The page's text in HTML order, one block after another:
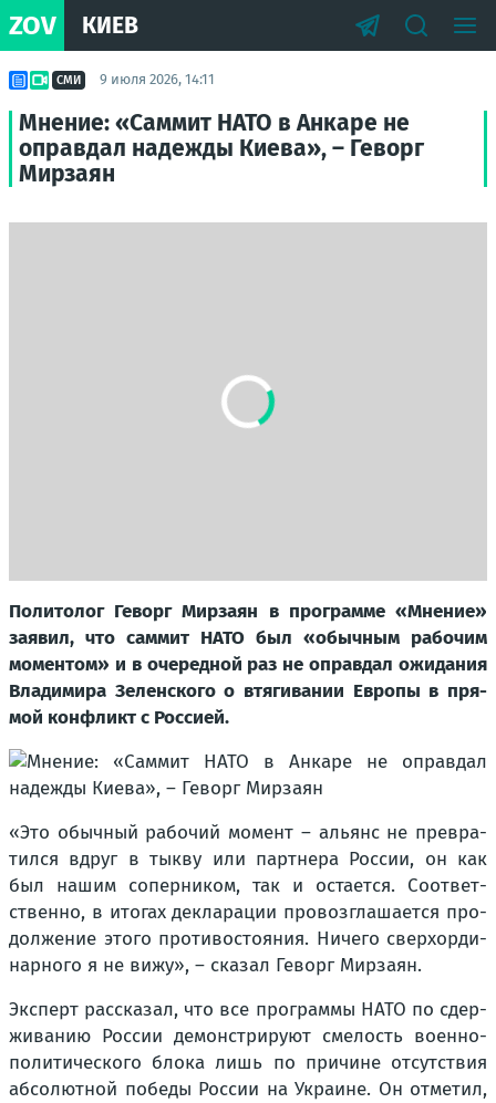
ZOV КИЕВ
СМИ 9 июля 2026, 14:11
Мнение: «Саммит НАТО в Анкаре не
оправдал надежды Киева», – Геворг
Мирзаян
Поли­то­лог Геворг Мир­за­ян в про­грам­ме «Мне­ние»
заявил, что сам­мит НАТО был «обыч­ным рабо­чим
момен­том» и в оче­ред­ной раз не оправ­дал ожи­да­ния
Вла­ди­ми­ра Зелен­ско­го о втя­ги­ва­нии Евро­пы в пря­
мой кон­фликт с Рос­си­ей.
«Это обыч­ный рабо­чий момент – аль­янс не пре­вра­
тил­ся вдруг в тык­ву или парт­не­ра Рос­сии, он как
был нашим сопер­ни­ком, так и оста­ет­ся. Соот­вет­
ствен­но, в ито­гах декла­ра­ции про­воз­гла­ша­ет­ся про­
дол­же­ние это­го про­ти­во­сто­я­ния. Ниче­го свер­хор­ди­
нар­но­го я не вижу», – ска­зал Геворг Мир­за­ян.
Экс­перт рас­ска­зал, что все про­грам­мы НАТО по сдер­
жи­ва­нию Рос­сии демон­стри­ру­ют сме­лость воен­но-
поли­ти­че­ско­го бло­ка лишь по при­чине отсут­ствия
абсо­лют­ной побе­ды Рос­сии на Укра­ине. Он отме­тил,